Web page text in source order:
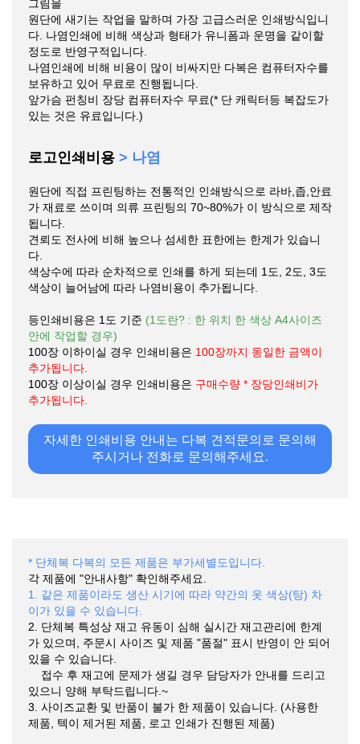
그림을
원단에 새기는 작업을 말하며 가장 고급스러운 인쇄방식입니
다. 나염인쇄에 비해 색상과 형태가 유니폼과 운명을 같이할
정도로 반영구적입니다.
나염인쇄에 비해 비용이 많이 비싸지만 다복은 컴퓨터자수를
보유하고 있어 무료로 진행됩니다.
앞가슴 펀칭비 장당 컴퓨터자수 무료(* 단 캐릭터등 복잡도가
있는 것은 유료입니다.)
로고인쇄비용 > 나염
원단에 직접 프린팅하는 전통적인 인쇄방식으로 라바,좁,안료
가 재료로 쓰이며 의류 프린팅의 70~80%가 이 방식으로 제작
됩니다.
견뢰도 전사에 비해 높으나 섬세한 표한에는 한계가 있습니
다.
색상수에 따라 순차적으로 인쇄를 하게 되는데 1도, 2도, 3도
색상이 늘어남에 따라 나염비용이 추가됩니다.
등인쇄비용은 1도 기준 (1도란? : 한 위치 한 색상 A4사이즈
안에 작업할 경우)
100장 이하이실 경우 인쇄비용은 100장까지 동일한 금액이
추가됩니다.
100장 이상이실 경우 인쇄비용은 구매수량 * 장당인쇄비가
추가됩니다.
자세한 인쇄비용 안내는 다복 견적문의로 문의해
주시거나 전화로 문의해주세요.
* 단체복 다복의 모든 제품은 부가세별도입니다.
각 제품에 "안내사항" 확인해주세요.
1. 같은 제품이라도 생산 시기에 따라 약간의 옷 색상(탕) 차
이가 있을 수 있습니다.
2. 단체복 특성상 재고 유동이 심해 실시간 재고관리에 한계
가 있으며, 주문시 사이즈 및 제품 "품절" 표시 반영이 안 되어
있을 수 있습니다.
접수 후 재고에 문제가 생길 경우 담당자가 안내를 드리고
있으니 양해 부탁드립니다.~
3. 사이즈교환 및 반품이 불가 한 제품이 있습니다. (사용한
제품, 텍이 제거된 제품, 로고 인쇄가 진행된 제품)